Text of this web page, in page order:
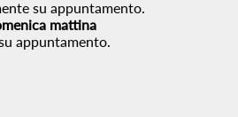
su appuntamento.
mattina
appuntamento.